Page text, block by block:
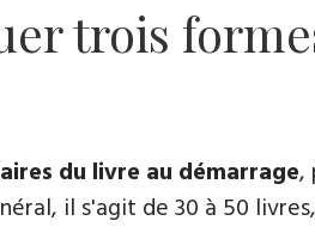
trois
du livre au démarrage,
il s'agit de 30 à 50